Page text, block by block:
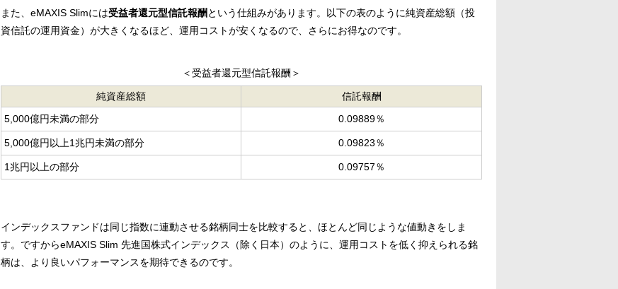
また、eMAXIS Slimには受益者還元型信託報酬という仕組みがあります。以下の表のように純資産総額（投
資信託の運用資金）が大きくなるほど、運用コストが安くなるので、さらにお得なのです。
＜受益者還元型信託報酬＞
純資産総額
信託報酬
5,000億円未満の部分
0.09889％
5,000億円以上1兆円未満の部分 0.09823％
1兆円以上の部分 0.09757％
インデックスファンドは同じ指数に連動させる銘柄同士を比較すると、ほとんど同じような値動きをしま
す。ですからeMAXIS Slim 先進国株式インデックス（除く日本）のように、運用コストを低く抑えられる銘
柄は、より良いパフォーマンスを期待できるのです。